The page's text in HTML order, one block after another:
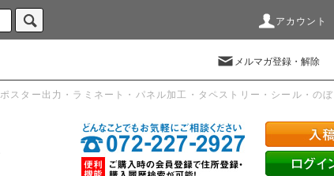
アカウント
メルマガ登録・解除
ポスター出力・ラミネート・パネル加工・タペストリー・シール・の